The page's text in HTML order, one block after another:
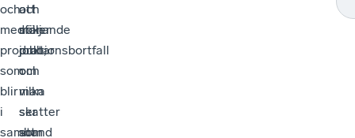
och
medföljande
produktionsbortfall
som
blir
i
samband
och
söker
jobb,
och
man
ser
att
att
man
pratar
om
vilka
skatter
som